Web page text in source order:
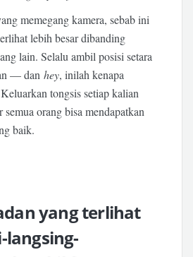
memegang kamera, sebab ini
lebih besar dibanding
lain. Selalu ambil posisi setara
— danhey, inilah kenapa
tongsis setiap kalian
semua orang bisa mendapatkan
baik.
yang terlihat
langsing-